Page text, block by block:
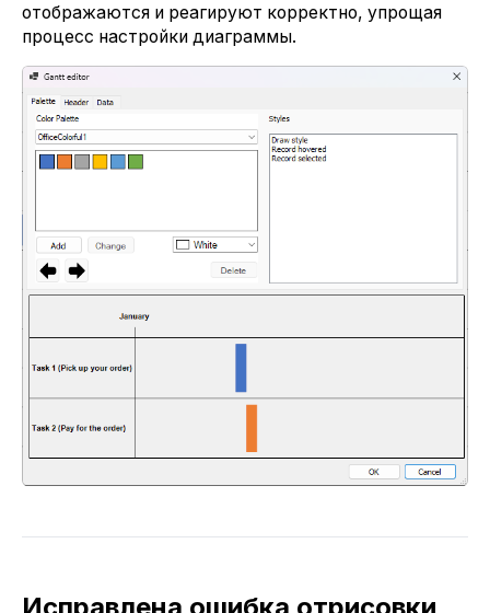
отображаются и реагируют корректно, упрощая
процесс настройки диаграммы.